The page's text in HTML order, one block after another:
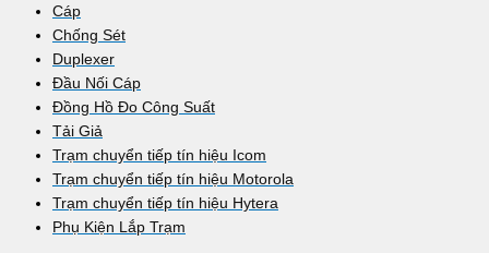
Cáp
Chống Sét
Duplexer
Đầu Nối Cáp
Đồng Hồ Đo Công Suất
Tải Giả
Trạm chuyển tiếp tín hiệu Icom
Trạm chuyển tiếp tín hiệu Motorola
Trạm chuyển tiếp tín hiệu Hytera
Phụ Kiện Lắp Trạm